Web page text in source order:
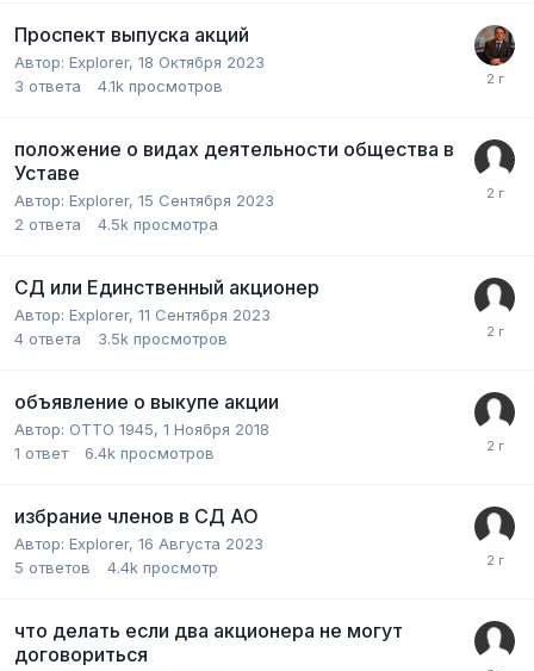
Проспект выпуска акций
Автор: Explorer, 18 Октября 2023
3 ответа 4.1k просмотров
положение о видах деятельности общества в
Уставе
Автор: Explorer, 15 Сентября 2023
2 ответа 4.5k просмотра
СД или Единственный акционер
Автор: Explorer, 11 Сентября 2023
4 ответа 3.5k просмотров
объявление о выкупе акции
Автор: ОТТО 1945, 1 Ноября 2018
1 ответ 6.4k просмотров
избрание членов в СД АО
Автор: Explorer, 16 Августа 2023
5 ответов 4.4k просмотр
что делать если два акционера не могут
договориться